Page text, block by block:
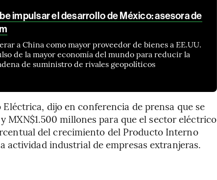
impulsar el desarrollo de México: asesora de
a China como mayor proveedor de bienes a EE.UU.
de la mayor economía del mundo para reducir la
de suministro de rivales geopolíticos
dijo en conferencia de prensa que se
MXN$1.500 millones para que el sector eléctrico
del crecimiento del Producto Interno
actividad industrial de empresas extranjeras.